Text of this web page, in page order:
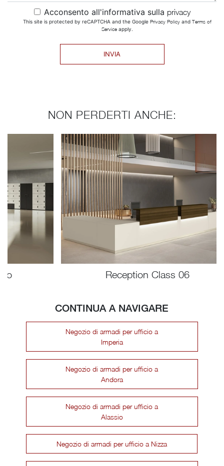
Acconsento all'informativa sulla privacy
This site is protected by reCAPTCHA and the Google Privacy Policyand Terms of
Serviceapply.
INVIA
NON PERDERTI ANCHE:
Reception Class 06
CONTINUA A NAVIGARE
Negozio di armadi per ufficio a
Imperia
Negozio di armadi per ufficio a
Andora
Negozio di armadi per ufficio a
Alassio
Negozio di armadi per ufficio a Nizza